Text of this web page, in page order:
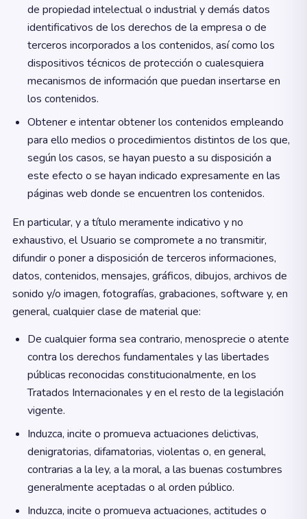
de propiedad intelectual o industrial y demás datos
identificativos de los derechos de la empresa o de
terceros incorporados a los contenidos, así como los
dispositivos técnicos de protección o cualesquiera
mecanismos de información que puedan insertarse en
los contenidos.
Obtener e intentar obtener los contenidos empleando
para ello medios o procedimientos distintos de los que,
según los casos, se hayan puesto a su disposición a
este efecto o se hayan indicado expresamente en las
páginas web donde se encuentren los contenidos.
En particular, y a título meramente indicativo y no
exhaustivo, el Usuario se compromete a no transmitir,
difundir o poner a disposición de terceros informaciones,
datos, contenidos, mensajes, gráficos, dibujos, archivos de
sonido y/o imagen, fotografías, grabaciones, software y, en
general, cualquier clase de material que:
De cualquier forma sea contrario, menosprecie o atente
contra los derechos fundamentales y las libertades
públicas reconocidas constitucionalmente, en los
Tratados Internacionales y en el resto de la legislación
vigente.
Induzca, incite o promueva actuaciones delictivas,
denigratorias, difamatorias, violentas o, en general,
contrarias a la ley, a la moral, a las buenas costumbres
generalmente aceptadas o al orden público.
Induzca, incite o promueva actuaciones, actitudes o